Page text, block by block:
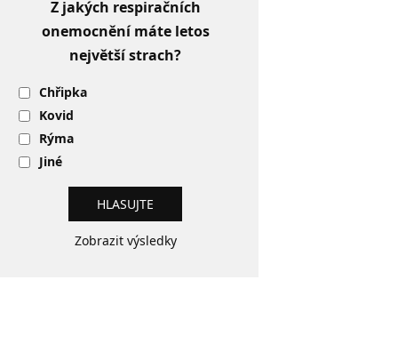
Z jakých respiračních
onemocnění máte letos
největší strach?
Chřipka
Kovid
Rýma
Jiné
Zobrazit výsledky